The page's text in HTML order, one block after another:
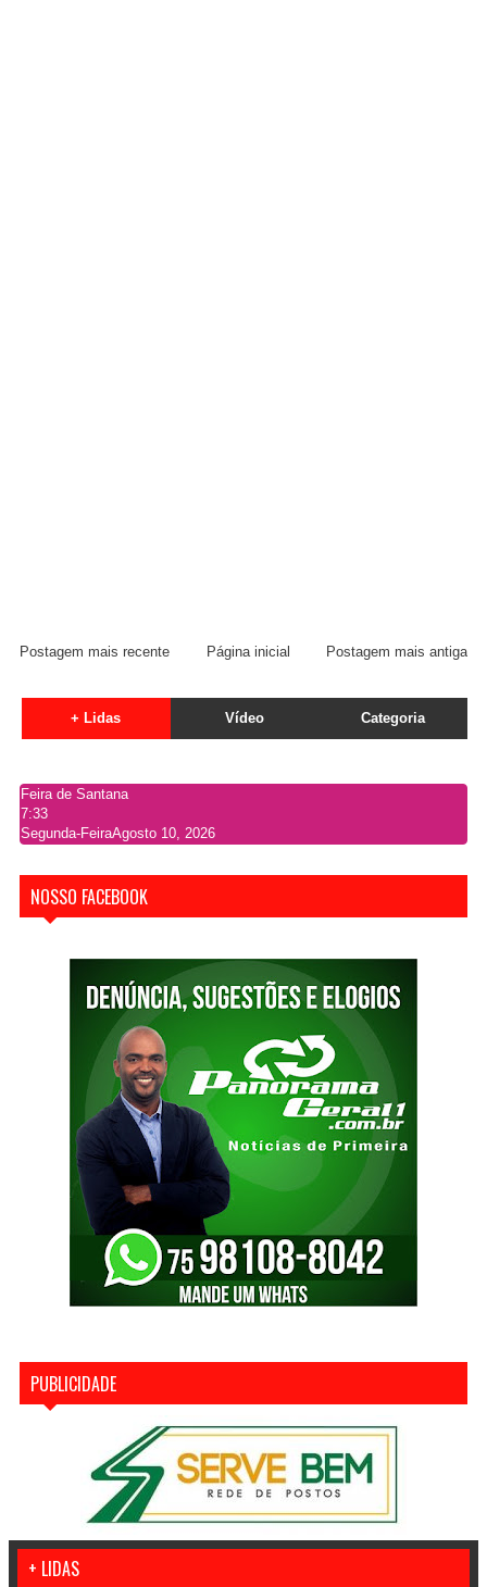
Postagem mais recente Postagem mais antiga
Página inicial
+ Lidas Vídeo Categoria
Feira de Santana
7:33
Segunda-FeiraAgosto 10, 2026
NOSSO FACEBOOK
PUBLICIDADE
+ LIDAS